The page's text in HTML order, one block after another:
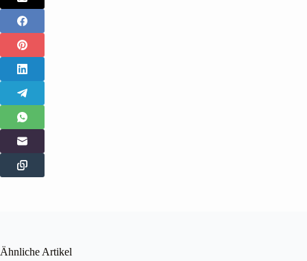
Ähnliche Artikel